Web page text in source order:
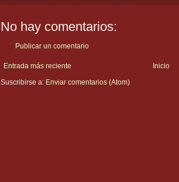
No hay comentarios:
Publicar un comentario
Entrada más reciente
Inicio
Suscribirse a: Enviar comentarios (Atom)